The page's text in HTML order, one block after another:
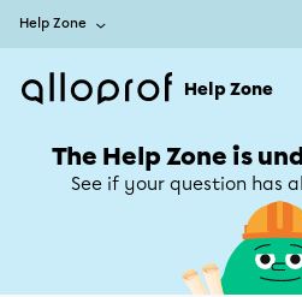
Help Zone
Help Zone
The Help Zone is
See if your question has